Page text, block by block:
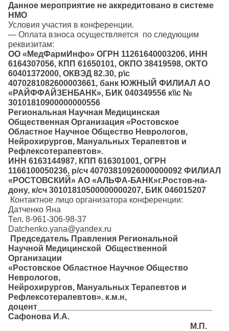
Данное мероприятие не аккредитовано в системе
НМО
Условия участия в конференции.
— Оплата взноса осуществляется по следующим
реквизитам:
ОО «МедФармИнфо» ОГРН 11261640003206, ИНН
6164307056, КПП 61650101, ОКПО 38419598, ОКТО
60401372000, ОКВЭД 82.30, р\с
4070281082600003661, банк ЮЖНЫЙ ФИЛИАЛ АО
«РАЙФФАЙЗЕНБАНК», БИК 040349556 к\\с №
30101810900000000556
Региональная Научная Медицинская
Общественная Организация «Ростовское
Областное Научное Общество Неврологов,
Нейрохирургов, Мануальных Терапевтов и
Рефлексотерапевтов».
ИНН 6163144987, КПП 616301001, ОГРН
1166100050236, р/сч 40703810926000000092 ФИЛИАЛ
«РОСТОВСКИЙ» АО «АЛЬФА-БАНК»г.Ростов-на-
дону, к/сч 30101810500000000207, БИК 046015207
Контактное лицо организатора конференции:
Датченко Яна
Тел. 8-961-306-98-37
Datchenko.yana@yandex.ru
Председатель Правления Региональной
Научной Медицинской Общественной
Организации
«Ростовское Областное Научное Общество
Неврологов,
Нейрохирургов, Мануальных Терапевтов и
Рефлексотерапевтов». к.м.н,
доцент______________________________________
Сафонова И.А.
М.П.